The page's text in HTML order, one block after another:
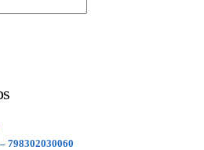
798302030060